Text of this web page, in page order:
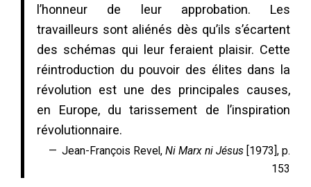
l’honneur de leur approbation. Les
travailleurs sont aliénés dès qu’ils s’écartent
des schémas qui leur feraient plaisir. Cette
réintroduction du pouvoir des élites dans la
révolution est une des principales causes,
en Europe, du tarissement de l’inspiration
révolutionnaire.
Jean-François Revel, Ni Marx ni Jésus [1973], p.
153